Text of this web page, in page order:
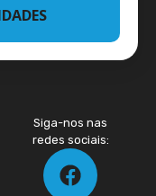
Siga-nos nas
redes sociais: